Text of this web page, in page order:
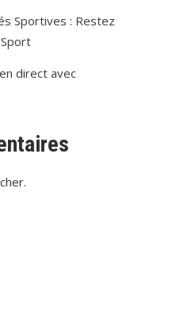
Sportives : Restez
direct avec